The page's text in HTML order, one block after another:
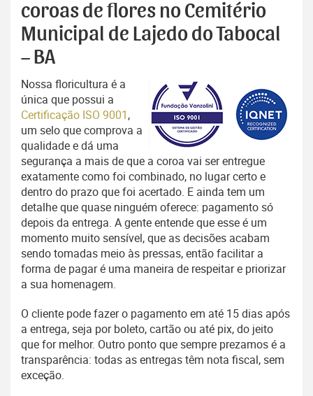
coroas de flores no Cemitério
Municipal de Lajedo do Tabocal
– BA
Nossa floricultura é a
única que possui a
Certificação ISO 9001,
um selo que comprova a
qualidade e dá uma
segurança a mais de que a coroa vai ser entregue
exatamente como foi combinado, no lugar certo e
dentro do prazo que foi acertado. E ainda tem um
detalhe que quase ninguém oferece: pagamento só
depois da entrega. A gente entende que esse é um
momento muito sensível, que as decisões acabam
sendo tomadas meio às pressas, então facilitar a
forma de pagar é uma maneira de respeitar e priorizar
a sua homenagem.
O cliente pode fazer o pagamento em até 15 dias após
a entrega, seja por boleto, cartão ou até pix, do jeito
que for melhor. Outro ponto que sempre prezamos é a
transparência: todas as entregas têm nota fiscal, sem
exceção.